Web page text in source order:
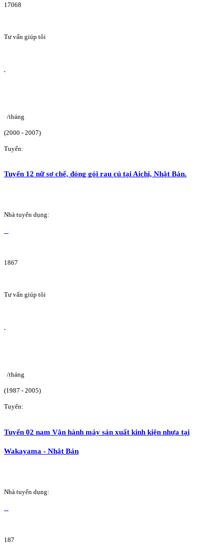
17068
Tư vấn giúp tôi
/tháng
(2000 - 2007)
Tuyển:
Tuyển 12 nữ sơ chế, đóng gói rau củ tại Aichi, Nhật Bản.
Nhà tuyển dụng:
1867
Tư vấn giúp tôi
/tháng
(1987 - 2005)
Tuyển:
Tuyển 02 nam Vận hành máy sản xuất kinh kiện nhựa tại
Wakayama - Nhật Bản
Nhà tuyển dụng:
187